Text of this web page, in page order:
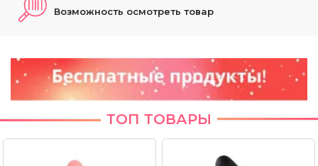
Возможность осмотреть товар
ТОП ТОВАРЫ